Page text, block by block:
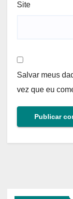
Site
Salvar meus
vez que eu